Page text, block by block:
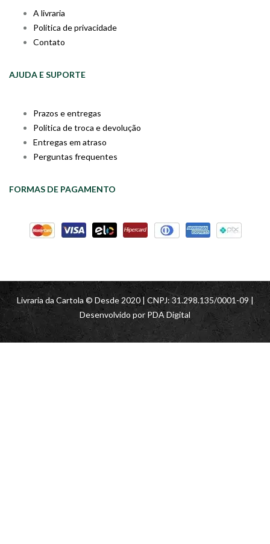
A livraria
Política de privacidade
Contato
AJUDA E SUPORTE
Prazos e entregas
Política de troca e devolução
Entregas em atraso
Perguntas frequentes
FORMAS DE PAGAMENTO
Livraria da Cartola © Desde 2020 | CNPJ: 31.298.135/0001-09 |
Desenvolvido por PDA Digital